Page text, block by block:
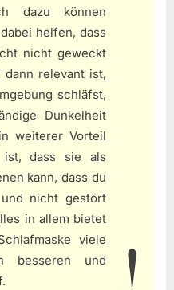
dazu können
helfen, dass
nicht geweckt
relevant ist,
schläfst,
Dunkelheit
weiterer Vorteil
ist, dass sie als
kann, dass du
nicht gestört
in allem bietet
viele
besseren und